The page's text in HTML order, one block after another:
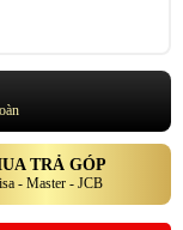
TRẢ GÓP
- Master - JCB